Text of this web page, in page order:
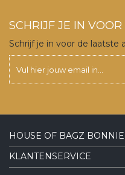
SCHRIJF JE IN
Schrijf je in voor de laatste
HOUSE OF BAGZ
KLANTENSERVICE